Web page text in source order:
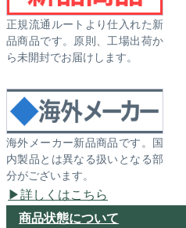
正規流通ルートより仕入れた新
品商品です。原則、工場出荷か
ら未開封でお届けします。
海外メーカー新品商品です。国
内製品とは異なる扱いとなる部
分がございます。
詳しくはこちら
商品状態について